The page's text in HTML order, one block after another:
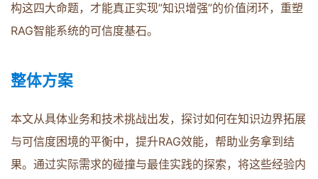
构这四大命题，才能真正实现”知识增强”的价值闭环，重塑
RAG智能系统的可信度基石。
整体方案
本文从具体业务和技术挑战出发，探讨如何在知识边界拓展
与可信度困境的平衡中，提升RAG效能，帮助业务拿到结
果。通过实际需求的碰撞与最佳实践的探索，将这些经验内